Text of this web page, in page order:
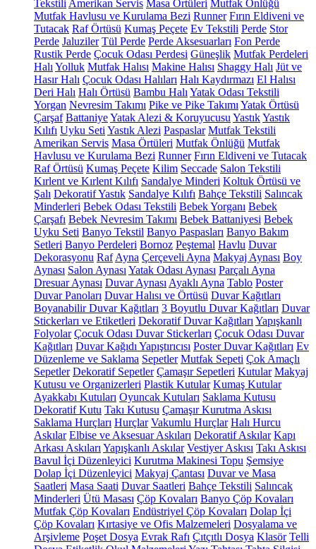
Tekstili Amerikan Servis Masa Örtüleri Mutfak Önlüğü
Mutfak Havlusu ve Kurulama Bezi Runner Fırın Eldiveni ve
Tutacak Raf Örtüsü Kumaş Peçete Ev Tekstili Perde Stor
Perde Jaluziler Tül Perde Perde Aksesuarları Fon Perde
Rustik Perde Çocuk Odası Perdesi Güneşlik Mutfak Perdeleri
Halı Yolluk Mutfak Halısı Makine Halısı Shaggy Halı Jüt ve
Hasır Halı Çocuk Odası Halıları Halı Kaydırmazı El Halısı
Deri Halı Halı Örtüsü Bambu Halı Yatak Odası Tekstili
Yorgan Nevresim Takımı Pike ve Pike Takımı Yatak Örtüsü
Çarşaf BattaniyeYatak Alezi & Koruyucusu YastıkYastık
Kılıfı Uyku Seti Yastık Alezi Paspaslar Mutfak Tekstili
Amerikan Servis Masa Örtüleri Mutfak Önlüğü Mutfak
Havlusu ve Kurulama Bezi Runner Fırın Eldiveni ve Tutacak
Raf Örtüsü Kumaş Peçete Kilim Seccade Salon Tekstili
Kırlent ve Kırlent Kılıfı Sandalye Minderi Koltuk Örtüsü ve
Şalı Dekoratif Yastık Sandalye Kılıfı Bahçe Tekstili Salıncak
Minderleri Bebek Odası Tekstili Bebek Yorganı Bebek
Çarşafı Bebek Nevresim Takımı Bebek Battaniyesi Bebek
Uyku Seti Banyo Tekstil Banyo Paspasları Banyo Bakım
Setleri Banyo Perdeleri Bornoz Peştemal Havlu Duvar
Dekorasyonu Raf Ayna Çerçeveli Ayna Makyaj Aynası Boy
Aynası Salon Aynası Yatak Odası Aynası Parçalı Ayna
Dresuar Aynası Duvar Aynası Ayaklı Ayna Tablo Poster
Duvar Panoları Duvar Halısı ve Örtüsü Duvar Kağıtları
Boyanabilir Duvar Kağıtları 3 Boyutlu Duvar Kağıtları Duvar
Stickerları ve Etiketleri Dekoratif Duvar Kağıtları Yapışkanlı
Folyolar Çocuk Odası Duvar Stickerları Çocuk Odası Duvar
Kağıtları Duvar Kağıdı Yapıştırıcısı Poster Duvar Kağıtları Ev
Düzenleme ve Saklama Sepetler Mutfak Sepeti Çok Amaçlı
Sepetler Dekoratif Sepetler Çamaşır Sepetleri Kutular Makyaj
Kutusu ve Organizerleri Plastik Kutular Kumaş Kutular
Ayakkabı Kutuları Oyuncak Kutuları Saklama Kutusu
Dekoratif Kutu Takı Kutusu Çamaşır Kurutma Askısı
Saklama Hurçları Hurçlar Vakumlu Hurçlar Halı Hurcu
Askılar Elbise ve Aksesuar Askıları Dekoratif Askılar Kapı
Arkası Askıları Yapışkanlı Askılar Vestiyer Askısı Takı Askısı
Bavul İçi Düzenleyici Kurutma Makinesi Topu Şemsiye
Dolap İçi Düzenleyici Makyaj Çantası Duvar ve Masa
Saatleri Masa Saati Duvar Saatleri Bahçe Tekstili Salıncak
Minderleri Ütü Masası Çöp Kovaları Banyo Çöp Kovaları
Mutfak Çöp Kovaları Endüstriyel Çöp Kovaları Dolap İçi
Çöp Kovaları Kırtasiye ve Ofis Malzemeleri Dosyalama ve
Arşivleme Poşet Dosya Evrak Rafı Çıtçıtlı Dosya Klasör Telli